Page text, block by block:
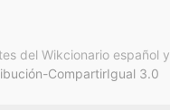
del Wikcionario español y
CompartirIgual 3.0